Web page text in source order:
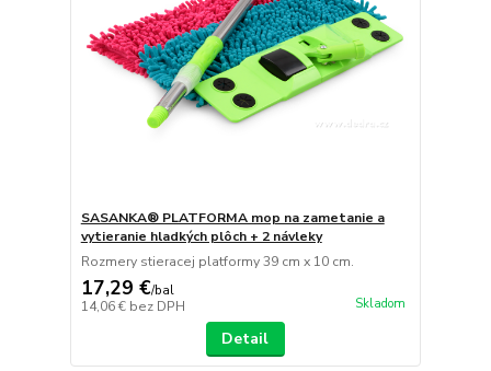
SASANKA® PLATFORMA mop na zametanie a
vytieranie hladkých plôch + 2 návleky
Rozmery stieracej platformy 39 cm x 10 cm.
17,29 €/bal
14,06 € bez DPH Skladom
Detail